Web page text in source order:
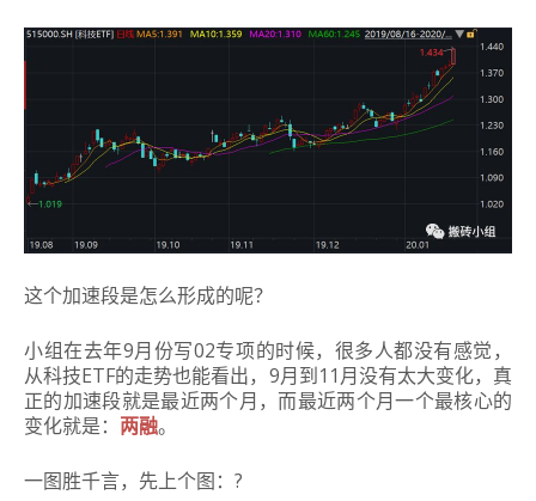
这个加速段是怎么形成的呢？
小组在去年9月份写02专项的时候，很多人都没有感觉，
从科技ETF的走势也能看出，9月到11月没有太大变化，真
正的加速段就是最近两个月，而最近两个月一个最核心的
变化就是： 两融。
一图胜千言，先上个图：?